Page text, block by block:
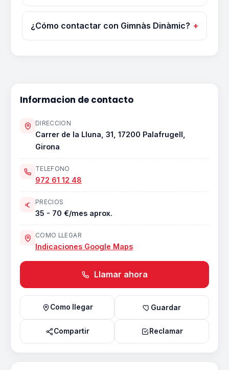
¿Cómo contactar con Gimnàs Dinàmic?
Informacion de contacto
DIRECCION
Carrer de la Lluna, 31, 17200 Palafrugell,
Girona
TELEFONO
972 61 12 48
PRECIOS
35 - 70 €/mes aprox.
COMO LLEGAR
Indicaciones Google Maps
Llamar ahora
Como llegar Guardar
Compartir Reclamar